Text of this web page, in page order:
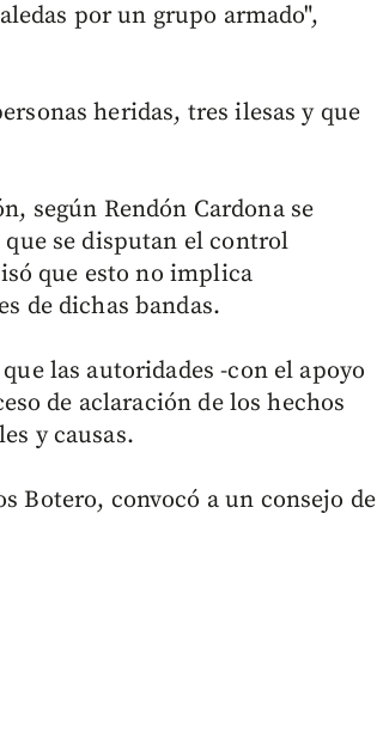
por un grupo armado",
heridas, tres ilesas y que
según Rendón Cardona se
se disputan el control
que esto no implica
de dichas bandas.
las autoridades -con el apoyo
de aclaración de los hechos
y causas.
Botero, convocó a un consejo de